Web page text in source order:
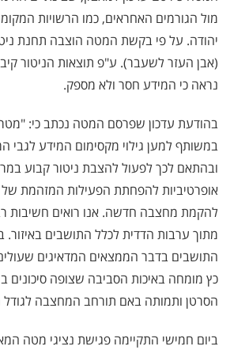
מול הגורמים האחראים, כמו הרשויות
יהודה. על פי בקשת המטה הוצבה תחנת
(אבן העזר לשעבר). ע"פ תוצאות הניטור
נראה כי המידע חסר ולא מספק.
בהודעת עדכון שפרסם המטה נכתב כי:
במשותף למען גילוי מקסימום המידע לגבי
ובהתאם לכך לפעול להצבת ניטור קבוע
אופרטיביות להפחתת הפעילות המזהמת
להקמת מחצבה חדשה. אנו רואים חשיבות
מתוך ערבות הדדית לכלל התושבים באיזור.
התושבים בדבר הממצאים המדאיגים
כץ מומחה באיכות הסביבה שצופה סיכונים
הסרטן ותמותה באם תורחב המחצבה לגודל
ביום חמישי התקיימה פגישת נציגי מטה